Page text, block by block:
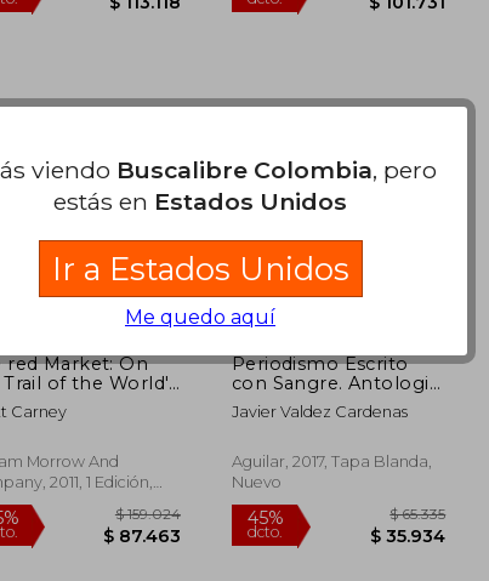
45%
dcto.
$ 205.669
$ 113.118
45%
dcto.
red Market: On
of the World's
Brokers, Bone
Blood
(en Inglés)
Carney
Morrow And
2011, 1 Edición,
Dura, Nuevo
Periodismo Escrito
con Sangre. Antologia
Periodistica: Textos
que Ninguna Bala p
Javier Valdez Cardenas
Aguilar, 2017, Tapa Blanda,
Nuevo
viendo Buscalibre Colombia, pero
estás en Estados Unidos
Ir a Estados Unidos
Me quedo aquí